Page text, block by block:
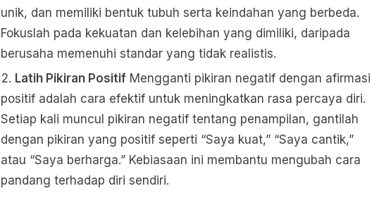
unik, dan memiliki bentuk tubuh serta keindahan yang berbeda.
Fokuslah pada kekuatan dan kelebihan yang dimiliki, daripada
berusaha memenuhi standar yang tidak realistis.
Latih Pikiran Positif Mengganti pikiran negatif dengan afirmasi
positif adalah cara efektif untuk meningkatkan rasa percaya diri.
Setiap kali muncul pikiran negatif tentang penampilan, gantilah
dengan pikiran yang positif seperti “Saya kuat,” “Saya cantik,”
atau “Saya berharga.” Kebiasaan ini membantu mengubah cara
pandang terhadap diri sendiri.